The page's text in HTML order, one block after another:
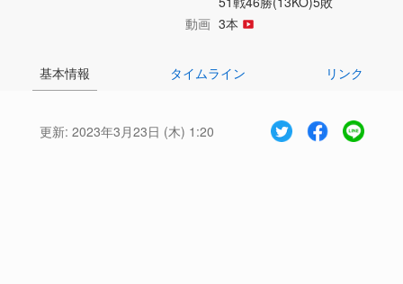
動画 3本
基本情報 タイムライン リンク
更新: 2023年3月23日 (木) 1:20